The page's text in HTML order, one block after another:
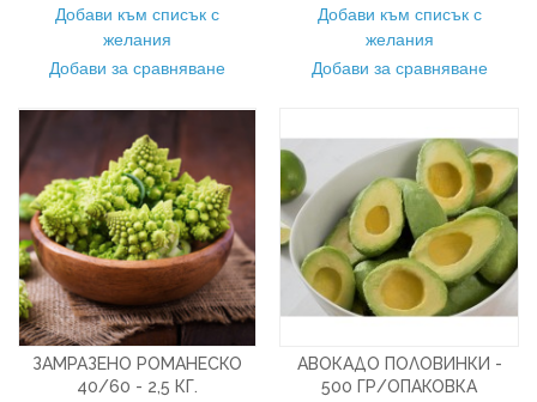
Добави към списък с
желания
Добави за сравняване
Добави към списък с
желания
Добави за сравняване
ЗАМРАЗЕНО РОМАНЕСКО
40/60 - 2,5 КГ.
АВОКАДО ПОЛОВИНКИ -
500 ГР/ОПАКОВКА